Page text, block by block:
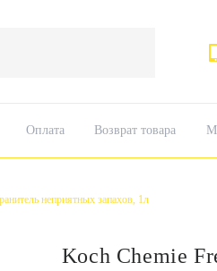
Оплата Возврат товара
неприятных запахов, 1л
Koch Chemie